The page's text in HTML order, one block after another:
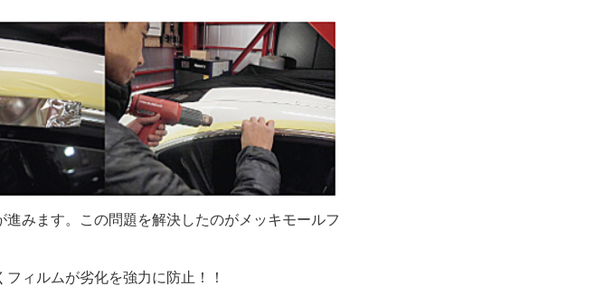
みます。この問題を解決したのがメッキモールフ
ィルムが劣化を強力に防止！！